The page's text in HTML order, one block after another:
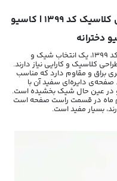
ساعت مچی زنانه کاسیو CASIO مدل کلاسیک کد 1399 | کاسیو
دخترانه
ساعت مچی زنانه کاسیو CASIO مدل کلاسیک کد 1399، یک انتخاب شیک و
کلاسیک و کارایی نیاز دارند.
براق و مقاوم دارد که مناسب
دایره‌ای سفید آن با
و در عین حال شیک بخشیده است.
ماه در قسمت راست صفحه است
بسیار مفید است.